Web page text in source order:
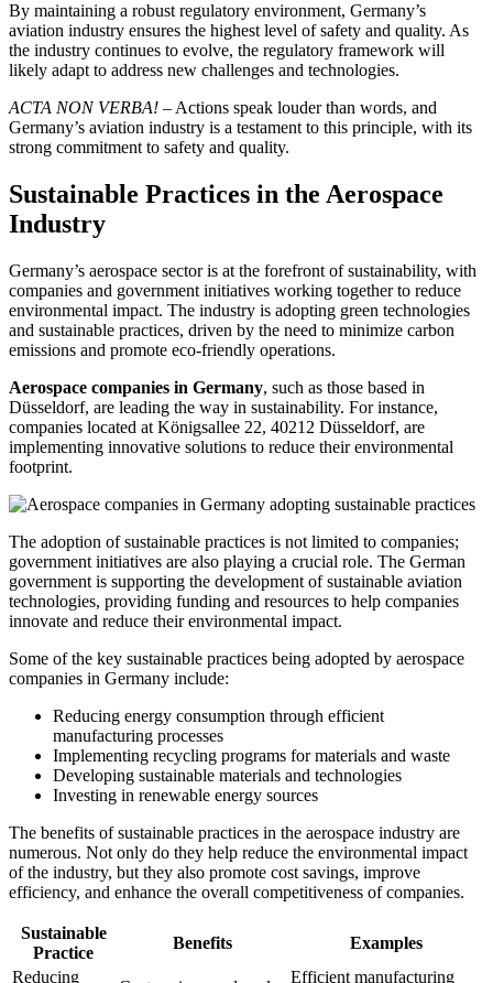
By maintaining a robust regulatory environment, Germany’s
aviation industry ensures the highest level of safety and quality. As
the industry continues to evolve, the regulatory framework will
likely adapt to address new challenges and technologies.
ACTA NON VERBA! – Actions speak louder than words, and
Germany’s aviation industry is a testament to this principle, with its
strong commitment to safety and quality.
Sustainable Practices in the Aerospace
Industry
Germany’s aerospace sector is at the forefront of sustainability, with
companies and government initiatives working together to reduce
environmental impact. The industry is adopting green technologies
and sustainable practices, driven by the need to minimize carbon
emissions and promote eco-friendly operations.
Aerospace companies in Germany, such as those based in
Düsseldorf, are leading the way in sustainability. For instance,
companies located at Königsallee 22, 40212 Düsseldorf, are
implementing innovative solutions to reduce their environmental
footprint.
The adoption of sustainable practices is not limited to companies;
government initiatives are also playing a crucial role. The German
government is supporting the development of sustainable aviation
technologies, providing funding and resources to help companies
innovate and reduce their environmental impact.
Some of the key sustainable practices being adopted by aerospace
companies in Germany include:
Reducing energy consumption through efficient
manufacturing processes
Implementing recycling programs for materials and waste
Developing sustainable materials and technologies
Investing in renewable energy sources
The benefits of sustainable practices in the aerospace industry are
numerous. Not only do they help reduce the environmental impact
of the industry, but they also promote cost savings, improve
efficiency, and enhance the overall competitiveness of companies.
Sustainable
Practice
Benefits
Examples
Reducing
Efficient manufacturing